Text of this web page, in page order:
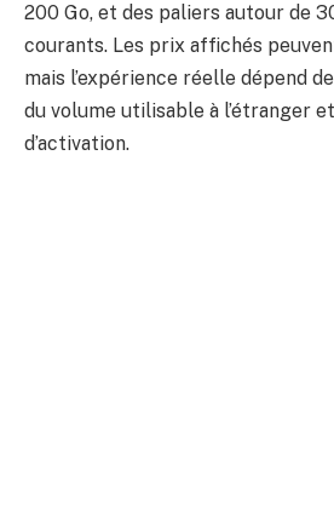
200 Go, et des paliers autour de
courants. Les prix affichés
mais l’expérience réelle dépend
du volume utilisable à l’étranger
d’activation.